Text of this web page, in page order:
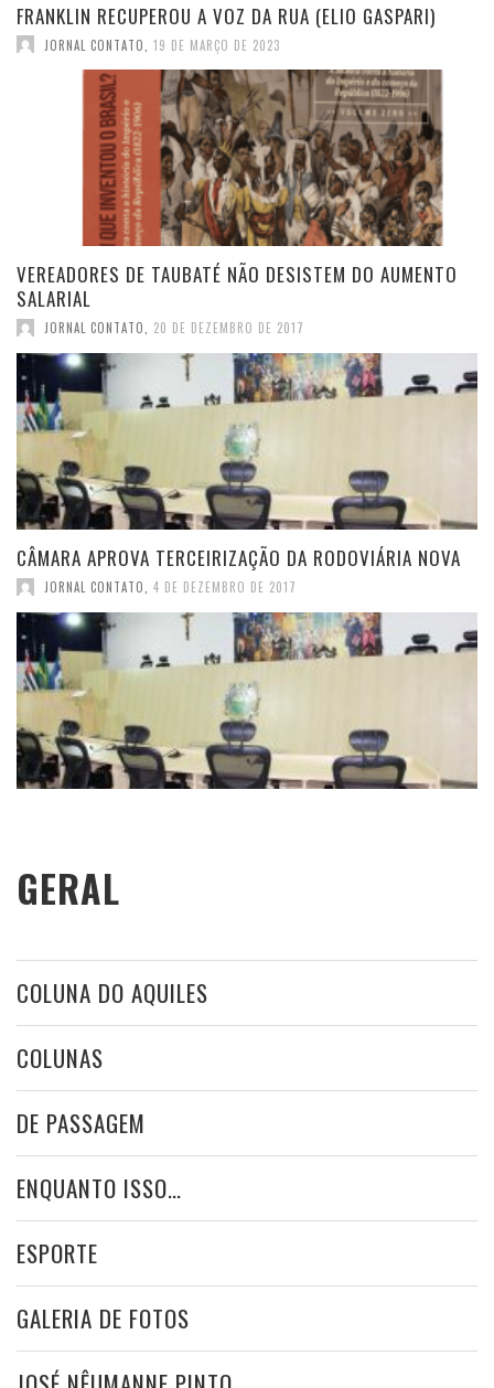
FRANKLIN RECUPEROU A VOZ DA RUA (ELIO GASPARI)
JORNAL CONTATO 19 DE MARÇO DE 2023
VEREADORES DE TAUBATÉ NÃO DESISTEM DO AUMENTO
SALARIAL
JORNAL CONTATO, 20 DE DEZEMBRO DE 2017
CÂMARA APROVA TERCEIRIZAÇÃO DA RODOVIÁRIA NOVA
JORNAL CONTATO 4 DE DEZEMBRO DE 2017
GERAL
COLUNA DO AQUILES
COLUNAS
DE PASSAGEM
ENQUANTO ISSO…
ESPORTE
GALERIA DE FOTOS